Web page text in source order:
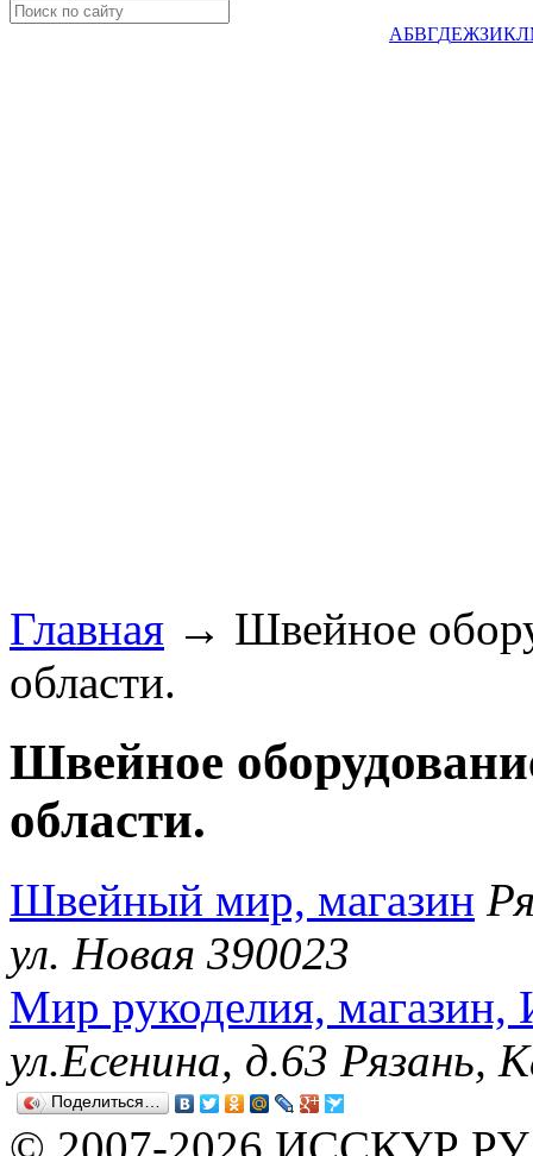
АБВГДЕЖЗИКЛ
Главная → Швейное
области.
Швейное
области.
Швейный мир, магазин
ул. Новая 390023
Мир рукоделия,
ул.Есенина, д.63 Рязань,
Поделиться…